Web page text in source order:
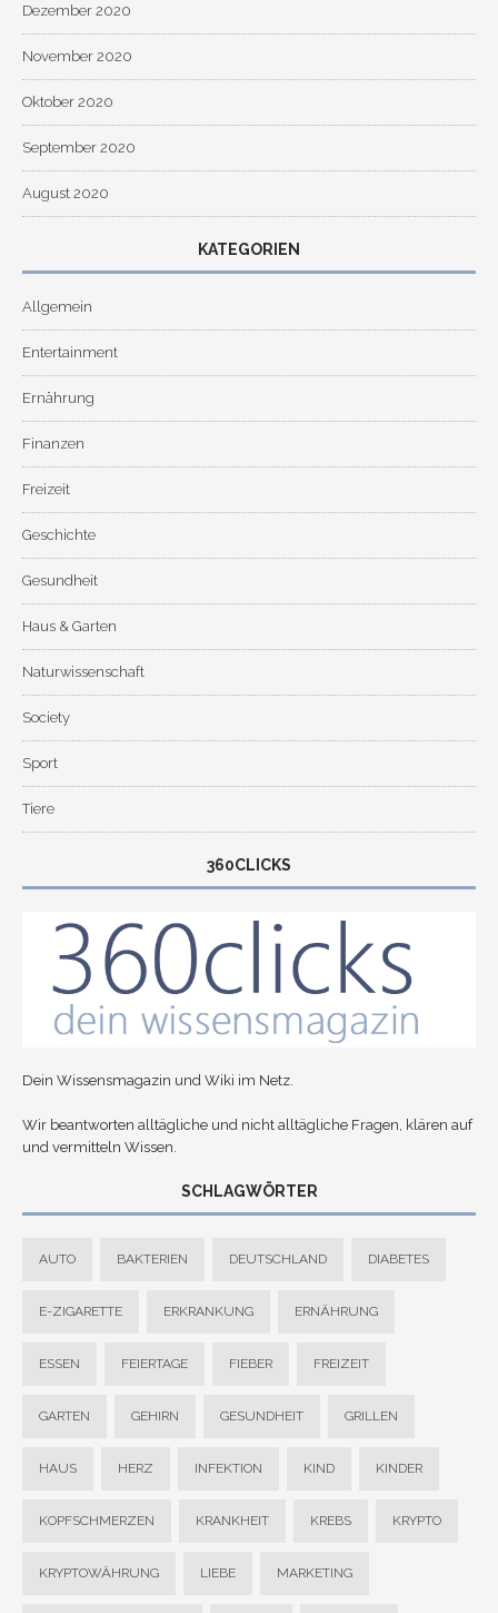
Dezember 2020
November 2020
Oktober 2020
September 2020
August 2020
KATEGORIEN
Allgemein
Entertainment
Ernährung
Finanzen
Freizeit
Geschichte
Gesundheit
Haus & Garten
Naturwissenschaft
Society
Sport
Tiere
360CLICKS
Dein Wissensmagazin und Wiki im Netz.
Wir beantworten alltägliche und nicht alltägliche Fragen, klären auf
und vermitteln Wissen.
SCHLAGWÖRTER
AUTO BAKTERIEN DEUTSCHLAND DIABETES
E-ZIGARETTE ERKRANKUNG ERNÄHRUNG
ESSEN FEIERTAGE FIEBER FREIZEIT
GARTEN GEHIRN GESUNDHEIT GRILLEN
HAUS HERZ INFEKTION KIND KINDER
KOPFSCHMERZEN KRANKHEIT KREBS KRYPTO
KRYPTOWÄHRUNG LIEBE MARKETING